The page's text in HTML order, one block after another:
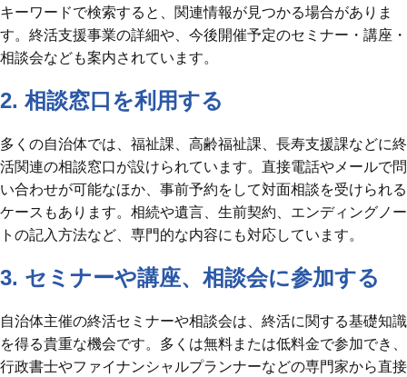
キーワードで検索すると、関連情報が見つかる場合がありま
す。終活支援事業の詳細や、今後開催予定のセミナー・講座・
相談会なども案内されています。
2. 相談窓口を利用する
多くの自治体では、福祉課、高齢福祉課、長寿支援課などに終
活関連の相談窓口が設けられています。直接電話やメールで問
い合わせが可能なほか、事前予約をして対面相談を受けられる
ケースもあります。相続や遺言、生前契約、エンディングノー
トの記入方法など、専門的な内容にも対応しています。
3. セミナーや講座、相談会に参加する
自治体主催の終活セミナーや相談会は、終活に関する基礎知識
を得る貴重な機会です。多くは無料または低料金で参加でき、
行政書士やファイナンシャルプランナーなどの専門家から直接